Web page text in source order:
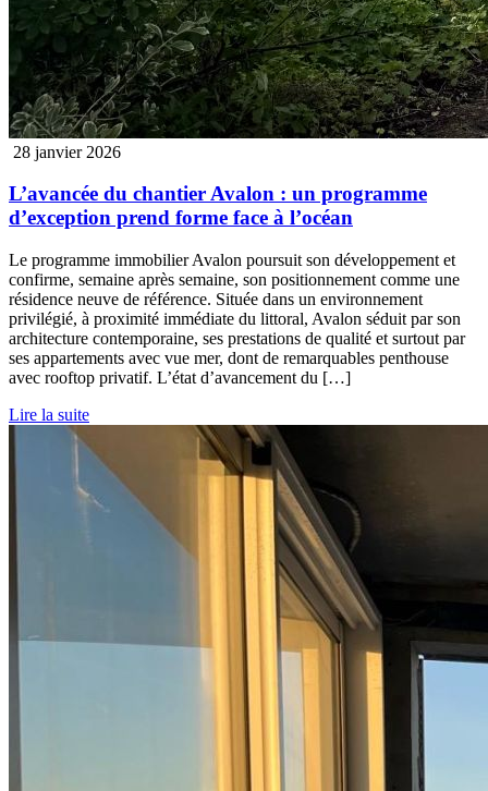
28 janvier 2026
L’avancée du chantier Avalon : un programme
d’exception prend forme face à l’océan
Le programme immobilier Avalon poursuit son développement et
confirme, semaine après semaine, son positionnement comme une
résidence neuve de référence. Située dans un environnement
privilégié, à proximité immédiate du littoral, Avalon séduit par son
architecture contemporaine, ses prestations de qualité et surtout par
ses appartements avec vue mer, dont de remarquables penthouse
avec rooftop privatif. L’état d’avancement du […]
Lire la suite